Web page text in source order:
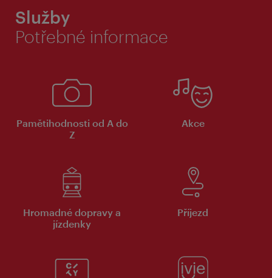
Služby
Potřebné informace
Pamětihodnosti od A do
Z
Akce
Hromadné dopravy a
jízdenky
Příjezd